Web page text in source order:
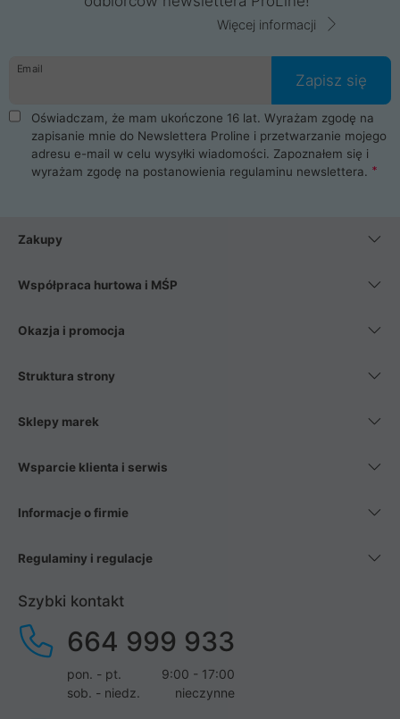
Więcej informacji
Email
Zapisz się
Oświadczam, że mam ukończone 16 lat. Wyrażam zgodę na
zapisanie mnie do Newslettera Proline i przetwarzanie mojego
adresu e-mail w celu wysyłki wiadomości. Zapoznałem się i
wyrażam zgodę na postanowienia regulaminu newslettera.
Zakupy
Współpraca hurtowa i MŚP
Okazja i promocja
Struktura strony
Sklepy marek
Wsparcie klienta i serwis
Informacje o firmie
Regulaminy i regulacje
Szybki kontakt
664 999 933
pon. - pt.
9:00 - 17:00
sob. - niedz.
nieczynne